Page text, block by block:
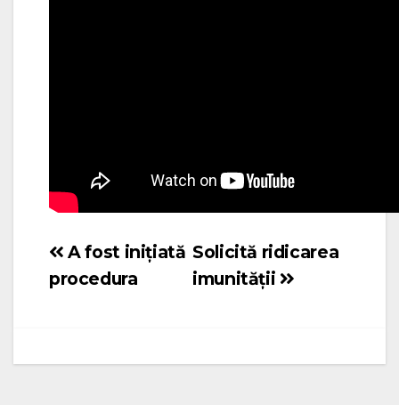
Navigare
în
Solicită ridicarea
imunității
A fost inițiată
procedura